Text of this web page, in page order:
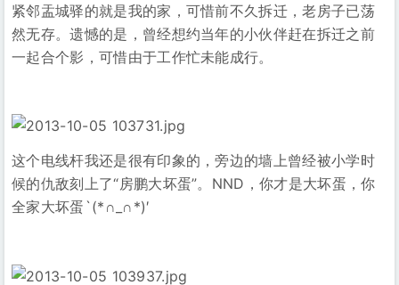
紧邻盂城驿的就是我的家，可惜前不久拆迁，老房子已荡
然无存。遗憾的是，曾经想约当年的小伙伴赶在拆迁之前
一起合个影，可惜由于工作忙未能成行。
这个电线杆我还是很有印象的，旁边的墙上曾经被小学时
候的仇敌刻上了“房鹏大坏蛋”。NND，你才是大坏蛋，你
全家大坏蛋`(*∩_∩*)′